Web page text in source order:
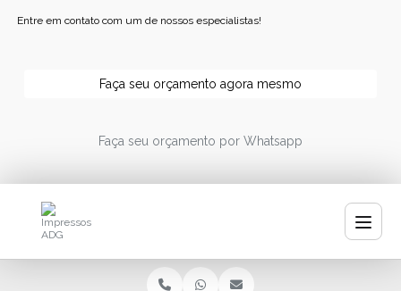
Entre em contato com um de nossos especialistas!
Faça seu orçamento agora mesmo
Faça seu orçamento por Whatsapp